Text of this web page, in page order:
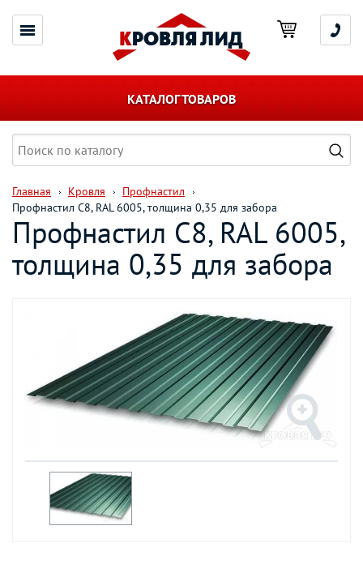
КАТАЛОГ ТОВАРОВ
Главная Кровля
Профнастил
Профнастил С8, RAL 6005, толщина 0,35 для забора
Профнастил С8, RAL 6005,
толщина 0,35 для забора